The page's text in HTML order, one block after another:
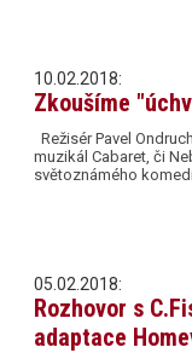
10.02.2018:
Zkoušíme
Režisér Pavel
muzikál Cabaret, či
světoznámého
05.02.2018:
Rozhovor s
adaptace